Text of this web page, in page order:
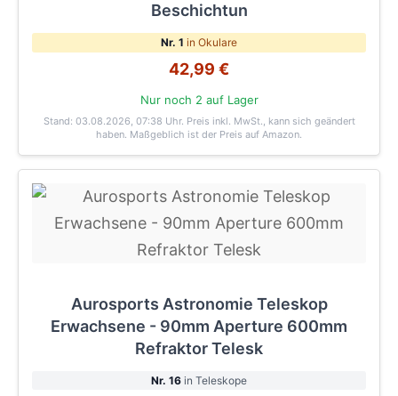
Beschichtun
Nr. 1 in Okulare
42,99 €
Nur noch 2 auf Lager
Stand: 03.08.2026, 07:38 Uhr. Preis inkl. MwSt., kann sich geändert
haben. Maßgeblich ist der Preis auf Amazon.
Aurosports Astronomie Teleskop
Erwachsene - 90mm Aperture 600mm
Refraktor Telesk
Nr. 16 in Teleskope